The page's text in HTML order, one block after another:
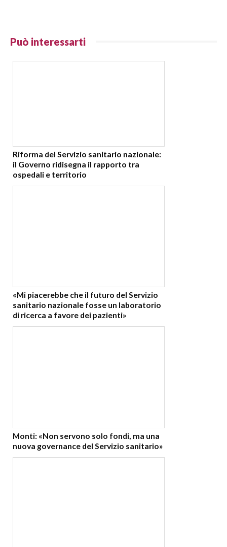
Può interessarti
Riforma del Servizio sanitario nazionale:
il Governo ridisegna il rapporto tra
ospedali e territorio
«Mi piacerebbe che il futuro del Servizio
sanitario nazionale fosse un laboratorio
di ricerca a favore dei pazienti»
Monti: «Non servono solo fondi, ma una
nuova governance del Servizio sanitario»